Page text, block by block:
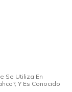
Se Utiliza En
Y Es Conocido